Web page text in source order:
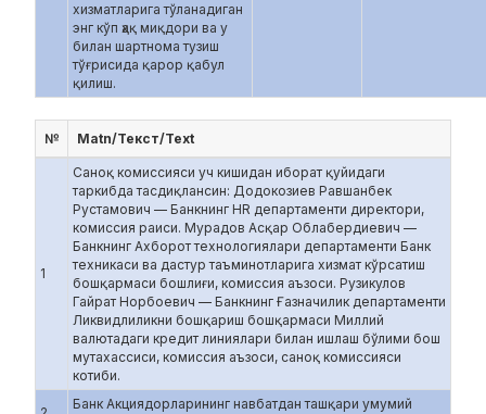
хизматларига тўланадиган
энг кўп ҳақ миқдори ва у
билан шартнома тузиш
тўғрисида қарор қабул
қилиш.
№ Matn/Текст/Text
1
Саноқ комиссияси уч кишидан иборат қуйидаги
таркибда тасдиқлансин: Додокозиев Равшанбек
Рустамович — Банкнинг HR департаменти директори,
комиссия раиси. Мурадов Асқар Облабердиевич —
Банкнинг Ахборот технологиялари департаменти Банк
техникаси ва дастур таъминотларига хизмат кўрсатиш
бошқармаси бошлиғи, комиссия аъзоси. Рузикулов
Гайрат Норбоевич — Банкнинг Ғазначилик департаменти
Ликвидлиликни бошқариш бошқармаси Миллий
валютадаги кредит линиялари билан ишлаш бўлими бош
мутахассиси, комиссия аъзоси, саноқ комиссияси
котиби.
Банк Акциядорларининг навбатдан ташқари умумий